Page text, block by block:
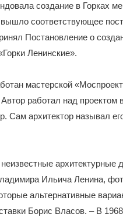
создание в Горках
вышло соответствующее
Постановление о
Ленинские».
мастерской
работал над проектом
Сам архитектор называл
архитектурные
Ильича Ленина,
альтернативные
Борис Власов. – В